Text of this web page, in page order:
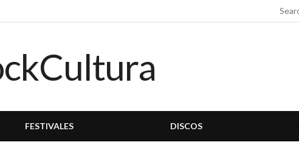
FESTIVALES DISCOS